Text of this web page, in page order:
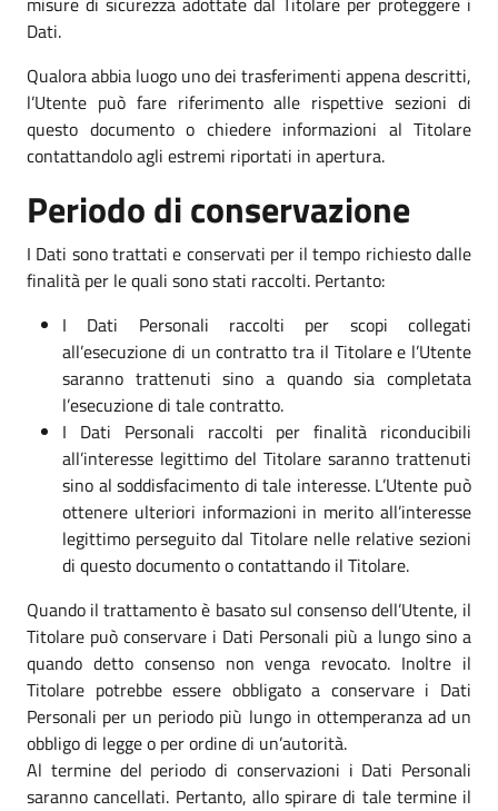
Dati.
Qualora abbia luogo uno dei trasferimenti appena descritti,
l’Utente può fare riferimento alle rispettive sezioni di
questo documento o chiedere informazioni al Titolare
contattandolo agli estremi riportati in apertura.
Periodo di conservazione
I Dati sono trattati e conservati per il tempo richiesto dalle
finalità per le quali sono stati raccolti. Pertanto:
I Dati Personali raccolti per scopi collegati
all’esecuzione di un contratto tra il Titolare e l’Utente
saranno trattenuti sino a quando sia completata
l’esecuzione di tale contratto.
I Dati Personali raccolti per finalità riconducibili
all’interesse legittimo del Titolare saranno trattenuti
sino al soddisfacimento di tale interesse. L’Utente può
ottenere ulteriori informazioni in merito all’interesse
legittimo perseguito dal Titolare nelle relative sezioni
di questo documento o contattando il Titolare.
Quando il trattamento è basato sul consenso dell’Utente, il
Titolare può conservare i Dati Personali più a lungo sino a
quando detto consenso non venga revocato. Inoltre il
Titolare potrebbe essere obbligato a conservare i Dati
Personali per un periodo più lungo in ottemperanza ad un
obbligo di legge o per ordine di un’autorità.
Al termine del periodo di conservazioni i Dati Personali
saranno cancellati. Pertanto, allo spirare di tale termine il